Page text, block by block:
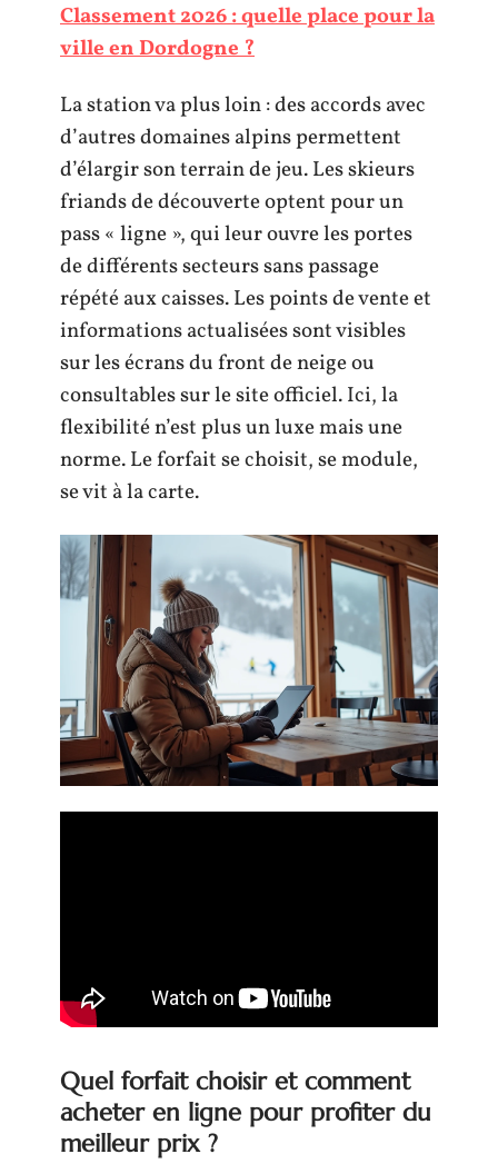
Classement 2026 : quelle place pour la
ville en Dordogne ?
La station va plus loin : des accords avec
d’autres domaines alpins permettent
d’élargir son terrain de jeu. Les skieurs
friands de découverte optent pour un
pass « ligne », qui leur ouvre les portes
de différents secteurs sans passage
répété aux caisses. Les points de vente et
informations actualisées sont visibles
sur les écrans du front de neige ou
consultables sur le site officiel. Ici, la
flexibilité n’est plus un luxe mais une
norme. Le forfait se choisit, se module,
se vit à la carte.
Quel forfait choisir et comment
acheter en ligne pour profiter du
meilleur prix ?